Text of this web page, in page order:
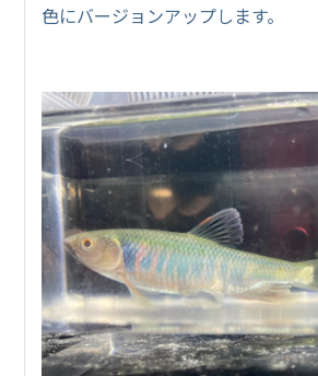
色にバージョンアップします。